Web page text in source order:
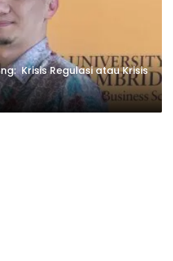
Krisis Regulasi atau Krisis